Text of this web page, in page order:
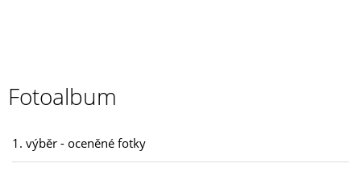
Fotoalbum
1. výběr - oceněné fotky